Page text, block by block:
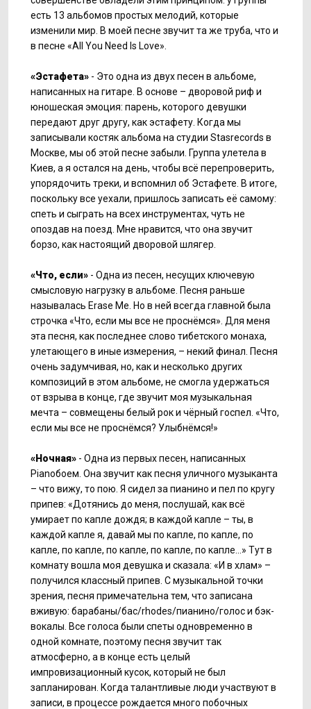
есть 13 альбомов простых мелодий, которые
изменили мир. В моей песне звучит та же труба, что и
в песне «All You Need Is Love».
«Эстафета» - Это одна из двух песен в альбоме,
написанных на гитаре. В основе – дворовой риф и
юношеская эмоция: парень, которого девушки
передают друг другу, как эстафету. Когда мы
записывали костяк альбома на студии Stasrecords в
Москве, мы об этой песне забыли. Группа улетела в
Киев, а я остался на день, чтобы всё перепроверить,
упорядочить треки, и вспомнил об Эстафете. В итоге,
поскольку все уехали, пришлось записать её самому:
спеть и сыграть на всех инструментах, чуть не
опоздав на поезд. Мне нравится, что она звучит
борзо, как настоящий дворовой шлягер.
«Что, если» - Одна из песен, несущих ключевую
смысловую нагрузку в альбоме. Песня раньше
называлась Erase Me. Но в ней всегда главной была
строчка «Что, если мы все не проснёмся». Для меня
эта песня, как последнее слово тибетского монаха,
улетающего в иные измерения, – некий финал. Песня
очень задумчивая, но, как и несколько других
композиций в этом альбоме, не смогла удержаться
от взрыва в конце, где звучит моя музыкальная
мечта – совмещены белый рок и чёрный госпел. «Что,
если мы все не проснёмся? Улыбнёмся!»
«Ночная» - Одна из первых песен, написанных
Pianoбоем. Она звучит как песня уличного музыканта
– что вижу, то пою. Я сидел за пианино и пел по кругу
припев: «Дотянись до меня, послушай, как всё
умирает по капле дождя; в каждой капле – ты, в
каждой капле я, давай мы по капле, по капле, по
капле, по капле, по капле, по капле, по капле...» Тут в
комнату вошла моя девушка и сказала: «И в хлам» –
получился классный припев. С музыкальной точки
зрения, песня примечательна тем, что записана
вживую: барабаны/бас/rhodes/пианино/голос и бэк-
вокалы. Все голоса были спеты одновременно в
одной комнате, поэтому песня звучит так
атмосферно, а в конце есть целый
импровизационный кусок, который не был
запланирован. Когда талантливые люди участвуют в
записи, в процессе рождается много побочных